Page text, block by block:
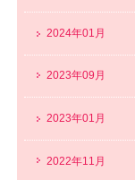
2024年01月
2023年09月
2023年01月
2022年11月